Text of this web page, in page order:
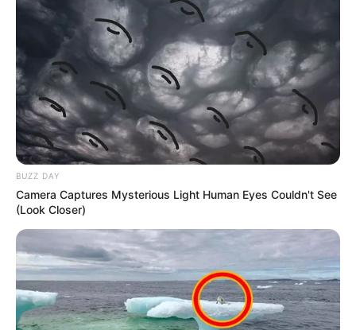
BUZZ DAY
Camera Captures Mysterious Light Human Eyes Couldn't See
(Look Closer)